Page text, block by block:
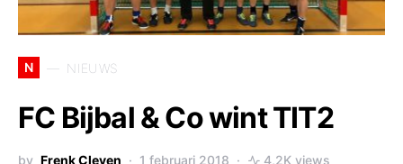
N NIEUWS
FC Bijbal & Co wint TIT2
by Frenk Cleven 1 februari 2018 4,2K views